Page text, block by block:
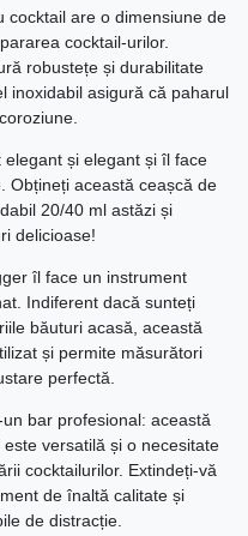
cocktail are o dimensiune de
cocktail-urilor.
robustețe și durabilitate
inoxidabil asigură că paharul
și elegant și îl face
Obțineți această ceașcă de
20/40 ml astăzi și
delicioase!
îl face un instrument
Indiferent dacă sunteți
băuturi acasă, această
și permite măsurători
perfectă.
bar profesional: această
versatilă și o necesitate
cocktailurilor. Extindeți-vă
de înaltă calitate și
de distracție.